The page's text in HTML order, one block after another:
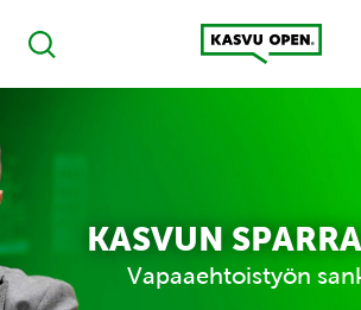
Haku
Kasvu Open
KASVUN
Vapaaehtoistyön